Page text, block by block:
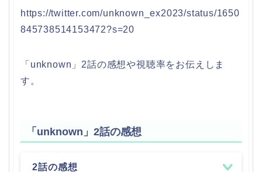
https://twitter.com/unknown_ex2023/status/1650
845738514153472?s=20
「unknown」2話の感想や視聴率をお伝えしま
す。
「unknown」2話の感想
2話の感想